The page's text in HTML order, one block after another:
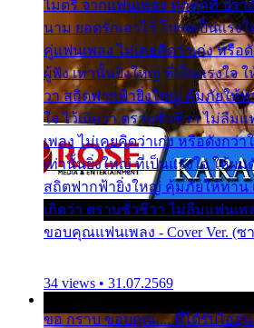
ไมตรี จากแฟนเพลง ทุกทุกที่ ปร
นาม ยอดรักเอาไว้ โปรดเป็นแรง
คู่แฟนเพลง ไม่เคยคิดว่าเก่ง หรื
ผู้ฟัง เท่านั้นยิ่งใหญ่ ที่เป็นแรงใจ
วา สถิตฟากฟ้ายิ่งใหญ่ คุ้มภัยให้ท่
ใจ ไว้เถิดว่า ตราบชั่วชีวา ไม่ลืม
เพลง ไม่เคยคิดว่าเก่ง หรือดังกว่
เท่านั้นยิ่งใหญ่ ที่เป็นแรงใจ ให้ผม
สถิตฟากฟ้ายิ่งใหญ่ คุ้มภัยให้ท่าน
เถิดว่า ตราบชั่วชีวา ไม่ลืมแฟนเพ
ขอบคุณแฟนเพลง - Cover Ver. (ซ
34 views • 31.07.2569
ขอ กราบ ขอบคุณ.... ที่ได้รับไออุ่